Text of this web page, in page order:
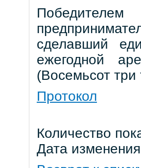
Победителем
сделавший
ежегодной
(Восемьсот
Протокол
Количество
Дата